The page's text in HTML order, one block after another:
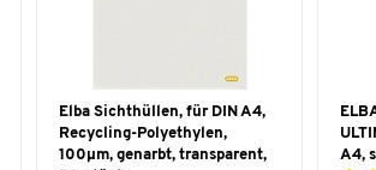
Elba Sichthüllen, für DIN A4,
Recycling-Polyethylen,
100µm, genarbt, transparent,
A4,